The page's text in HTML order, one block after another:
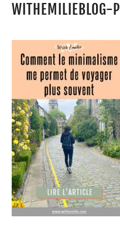
WITHEMILIEBLOG-